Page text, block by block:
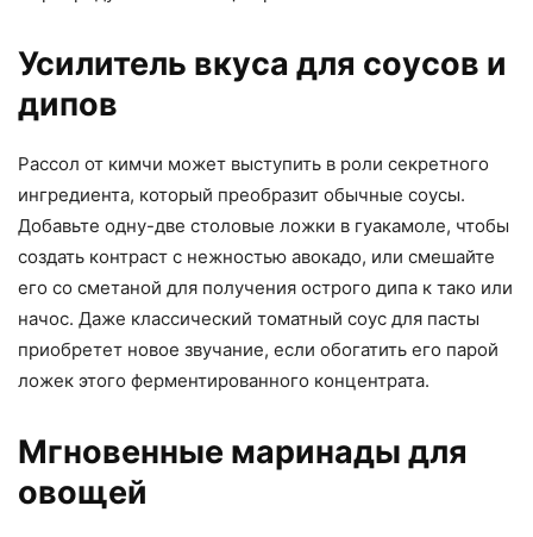
Усилитель вкуса для соусов и
дипов
Рассол от кимчи может выступить в роли секретного
ингредиента, который преобразит обычные соусы.
Добавьте одну-две столовые ложки в гуакамоле, чтобы
создать контраст с нежностью авокадо, или смешайте
его со сметаной для получения острого дипа к тако или
начос. Даже классический томатный соус для пасты
приобретет новое звучание, если обогатить его парой
ложек этого ферментированного концентрата.
Мгновенные маринады для
овощей